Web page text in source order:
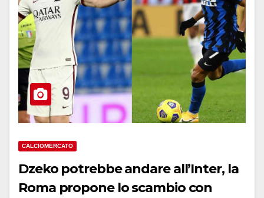
CALCIOMERCATO
Dzeko potrebbe andare all’Inter, la
Roma propone lo scambio con